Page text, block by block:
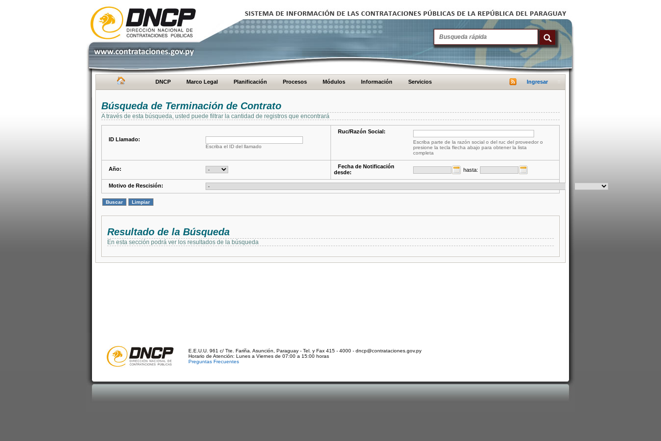
DNCP Marco Legal Planificación Procesos Módulos Información Servicios Ingresar
Búsqueda de Terminación de Contrato
A través de esta búsqueda, usted puede filtrar la cantidad de registros que encontrará
ID Llamado:
Escriba el ID del llamado
Ruc/Razón Social:
Escriba parte de la razón social o del ruc del proveedor o
presione la tecla flecha abajo para obtener la lista
completa
Año:
Fecha de Notificación
desde:
hasta:
Motivo de Rescisión:
Resultado de la Búsqueda
En esta sección podrá ver los resultados de la búsqueda
E.E.U.U. 961 c/ Tte. Fariña. Asunción, Paraguay - Tel. y Fax 415 - 4000 - dncp@contrataciones.gov.py
Horario de Atención: Lunes a Viernes de 07:00 a 15:00 horas
Preguntas Frecuentes